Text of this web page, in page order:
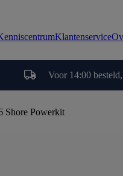
Klantenservice
Voor 14:00
Shore Powerkit